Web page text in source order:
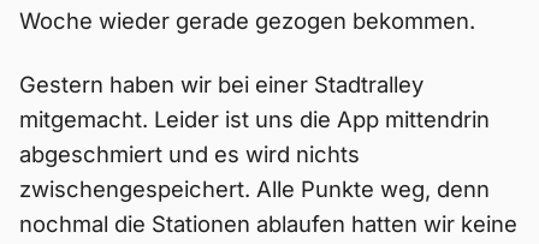
Woche wieder gerade gezogen bekommen.
Gestern haben wir bei einer Stadtralley
mitgemacht. Leider ist uns die App mittendrin
abgeschmiert und es wird nichts
zwischengespeichert. Alle Punkte weg, denn
nochmal die Stationen ablaufen hatten wir keine